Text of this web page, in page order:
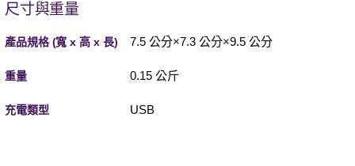
尺寸與重量
產品規格 (寬 x 高 x 長) 7.5 公分×7.3 公分×9.5 公分
重量 0.15 公斤
充電類型 USB